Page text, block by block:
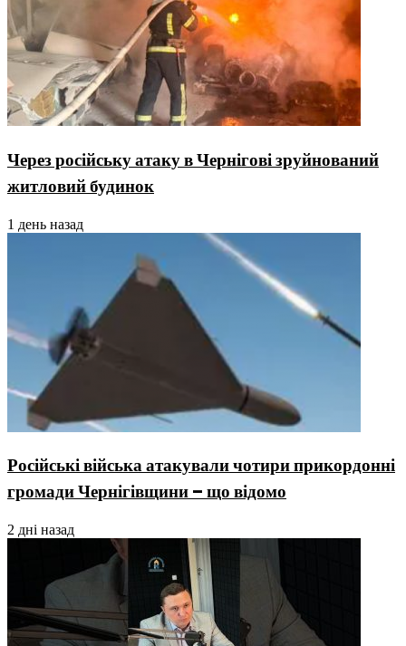
Через російську атаку в Чернігові зруйнований
житловий будинок
1 день назад
Російські війська атакували чотири прикордонні
громади Чернігівщини – що відомо
2 дні назад